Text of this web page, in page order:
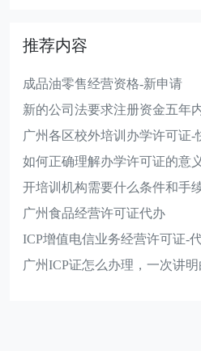
推荐内容
成品油零售经营资格-新申请
新的公司法要求注册资金五
广州各区校外培训办学许可
如何正确理解办学许可证的意义
开培训机构需要什么条件和手
广州食品经营许可证代办
ICP增值电信业务经营许可证
广州ICP证怎么办理，一次讲